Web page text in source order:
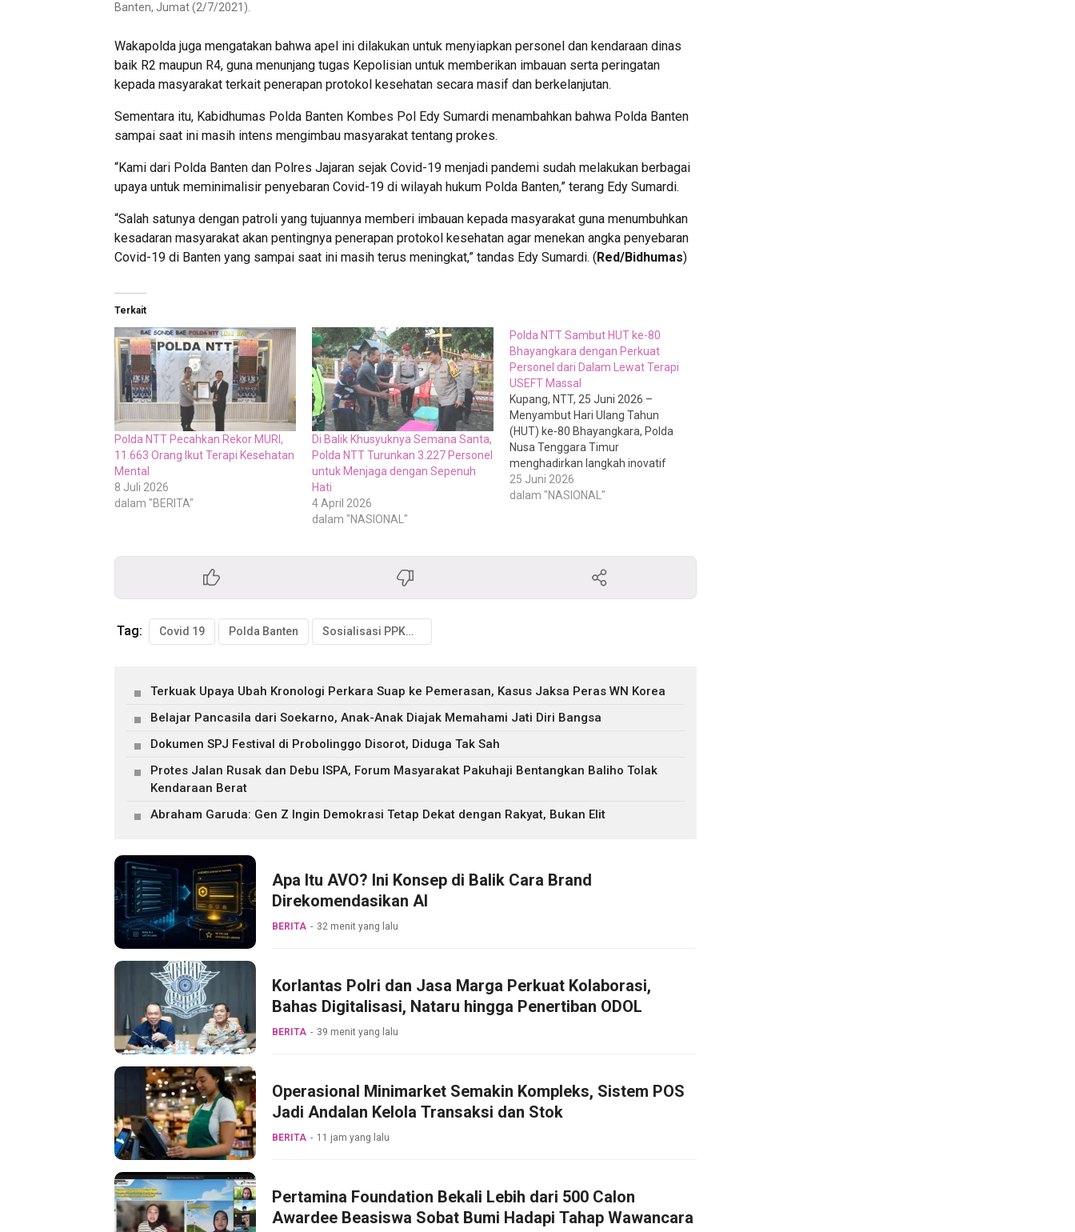
Banten, Jumat (2/7/2021).
Wakapolda juga mengatakan bahwa apel ini dilakukan untuk menyiapkan personel dan kendaraan dinas
baik R2 maupun R4, guna menunjang tugas Kepolisian untuk memberikan imbauan serta peringatan
kepada masyarakat terkait penerapan protokol kesehatan secara masif dan berkelanjutan.
Sementara itu, Kabidhumas Polda Banten Kombes Pol Edy Sumardi menambahkan bahwa Polda Banten
sampai saat ini masih intens mengimbau masyarakat tentang prokes.
“Kami dari Polda Banten dan Polres Jajaran sejak Covid-19 menjadi pandemi sudah melakukan berbagai
upaya untuk meminimalisir penyebaran Covid-19 di wilayah hukum Polda Banten,” terang Edy Sumardi.
“Salah satunya dengan patroli yang tujuannya memberi imbauan kepada masyarakat guna menumbuhkan
kesadaran masyarakat akan pentingnya penerapan protokol kesehatan agar menekan angka penyebaran
Covid-19 di Banten yang sampai saat ini masih terus meningkat,” tandas Edy Sumardi. (Red/Bidhumas)
Terkait
Polda NTT Pecahkan Rekor MURI,
11.663 Orang Ikut Terapi Kesehatan
Mental
8 Juli 2026
dalam "BERITA"
Di Balik Khusyuknya Semana Santa,
Polda NTT Turunkan 3.227 Personel
untuk Menjaga dengan Sepenuh
Hati
4 April 2026
dalam "NASIONAL"
Polda NTT Sambut HUT ke-80
Bhayangkara dengan Perkuat
Personel dari Dalam Lewat Terapi
USEFT Massal
Kupang, NTT, 25 Juni 2026 –
Menyambut Hari Ulang Tahun
(HUT) ke-80 Bhayangkara, Polda
Nusa Tenggara Timur
menghadirkan langkah inovatif
dalam memperkuat kualitas
sumber daya manusia Polri melalui
latihan Ultimate The Source Body,
Mind, Soul Emotional Freedom
25 Juni 2026
dalam "NASIONAL"
Tag: Covid 19 Polda Banten Sosialisasi PPKM Darurat
Terkuak Upaya Ubah Kronologi Perkara Suap ke Pemerasan, Kasus Jaksa Peras WN Korea
Belajar Pancasila dari Soekarno, Anak-Anak Diajak Memahami Jati Diri Bangsa
Dokumen SPJ Festival di Probolinggo Disorot, Diduga Tak Sah
Protes Jalan Rusak dan Debu ISPA, Forum Masyarakat Pakuhaji Bentangkan Baliho Tolak
Kendaraan Berat
Abraham Garuda: Gen Z Ingin Demokrasi Tetap Dekat dengan Rakyat, Bukan Elit
Apa Itu AVO? Ini Konsep di Balik Cara Brand
Direkomendasikan AI
BERITA 32 menit yang lalu
Korlantas Polri dan Jasa Marga Perkuat Kolaborasi,
Bahas Digitalisasi, Nataru hingga Penertiban ODOL
BERITA 39 menit yang lalu
Operasional Minimarket Semakin Kompleks, Sistem POS
Jadi Andalan Kelola Transaksi dan Stok
BERITA 11 jam yang lalu
Pertamina Foundation Bekali Lebih dari 500 Calon
Awardee Beasiswa Sobat Bumi Hadapi Tahap Wawancara